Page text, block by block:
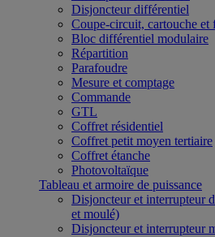
Disjoncteur différentiel
Coupe-circuit, cartouche et
Bloc différentiel modulaire
Répartition
Parafoudre
Mesure et comptage
Commande
GTL
Coffret résidentiel
Coffret petit moyen tertiaire
Coffret étanche
Photovoltaïque
Tableau et armoire de puissance
Disjoncteur et interrupteur
et moulé)
Disjoncteur et interrupteur